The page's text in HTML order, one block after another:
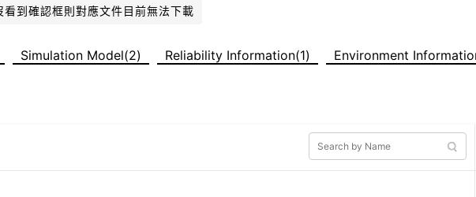
看到確認框則對應文件目前無法下載
Simulation Model(2) Reliability Information(1)
Environment